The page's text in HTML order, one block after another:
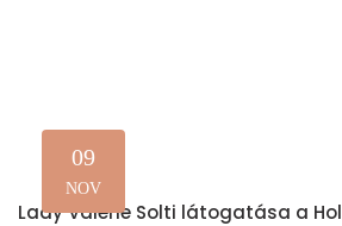
09
NOV
Lady Valerie Solti látogatása a